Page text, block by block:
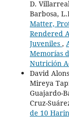
D.
Barbosa,
Matter,
Rendered
Juveniles ,
Memorías
Nutrición
David
Mireya
Guajardo-
Cruz-
de 10